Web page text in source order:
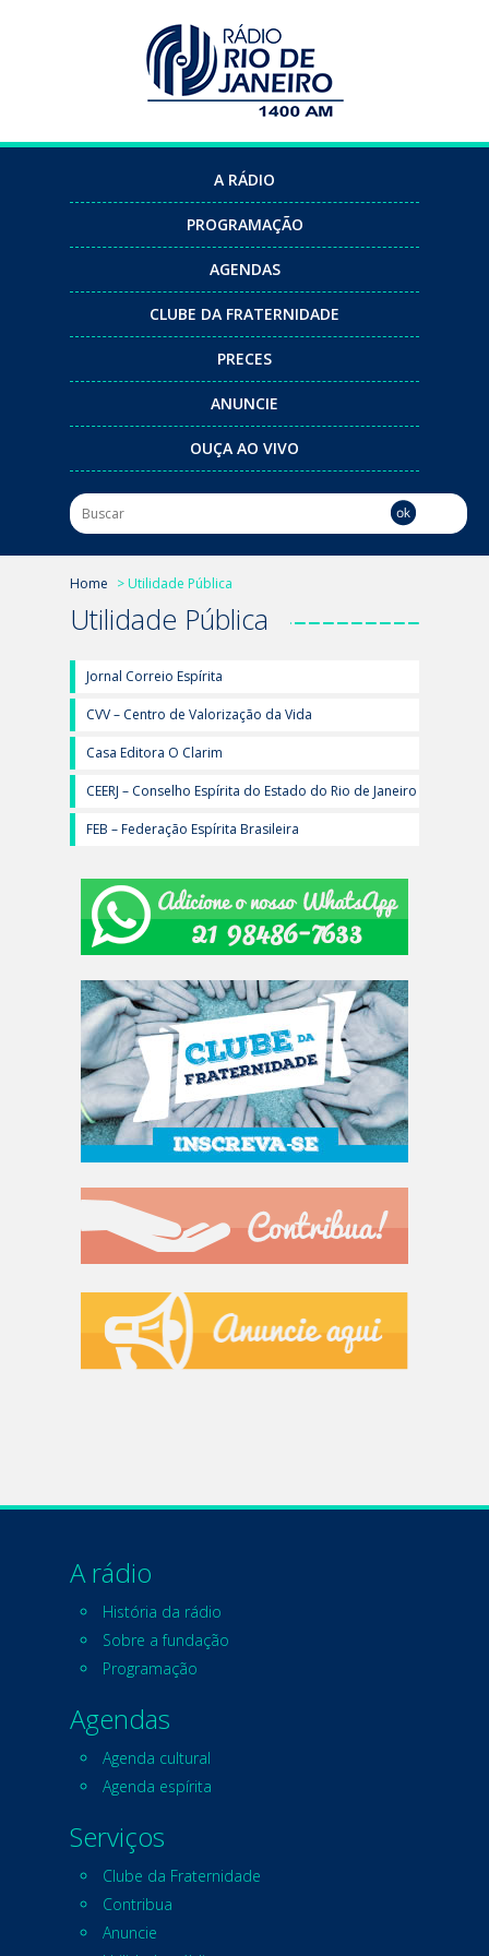
A RÁDIO
PROGRAMAÇÃO
AGENDAS
CLUBE DA FRATERNIDADE
PRECES
ANUNCIE
OUÇA AO VIVO
Home > Utilidade Pública
Utilidade Pública
Jornal Correio Espírita
CVV – Centro de Valorização da Vida
Casa Editora O Clarim
CEERJ – Conselho Espírita do Estado do Rio de Janeiro
FEB – Federação Espírita Brasileira
A rádio
História da rádio
Sobre a fundação
Programação
Agendas
Agenda cultural
Agenda espírita
Serviços
Clube da Fraternidade
Contribua
Anuncie